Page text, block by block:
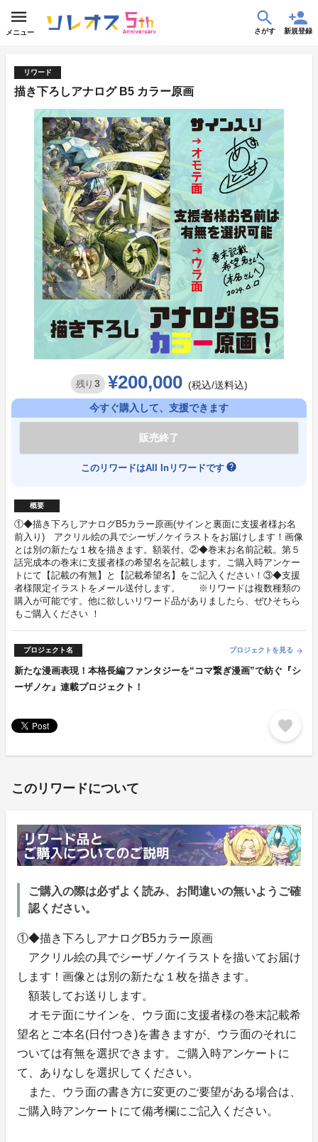
メニュー さがす 新規登録
リワード
描き下ろしアナログ B5 カラー原画
残り 3 ¥200,000 (税込/送料込)
今すぐ購入して、支援できます
販売終了
このリワードはAll Inリワードです help
概要
①◆描き下ろしアナログB5カラー原画(サインと裏面に支援者様お名
前入り) アクリル絵の具でシーザノケイラストをお届けします！画像
とは別の新たな１枚を描きます。額装付。②◆巻末お名前記載。第５
話完成本の巻末に支援者様の希望名を記載します。ご購入時アンケー
トにて【記載の有無】と【記載希望名】をご記入ください！③◆支援
者様限定イラストをメール送付します。 ※リワードは複数種類の
購入が可能です。他に欲しいリワード品がありましたら、ぜひそちら
もご購入ください ！
プロジェクト名 プロジェクトを見る arrow_forward
新たな漫画表現！本格長編ファンタジーを“コマ繋ぎ漫画”で紡ぐ『シ
ーザノケ』連載プロジェクト！
favorite
このリワードについて
ご購入の際は必ずよく読み、お間違いの無いようご確
認ください。
①◆描き下ろしアナログB5カラー原画
アクリル絵の具でシーザノケイラストを描いてお届け
します！画像とは別の新たな１枚を描きます。
額装してお送りします。
オモテ面にサインを、ウラ面に支援者様の巻末記載希
望名とご本名(日付つき)を書きますが、ウラ面のそれに
ついては有無を選択できます。ご購入時アンケートに
て、ありなしを選択してください。
また、ウラ面の書き方に変更のご要望がある場合は、
ご購入時アンケートにて備考欄にご記入ください。